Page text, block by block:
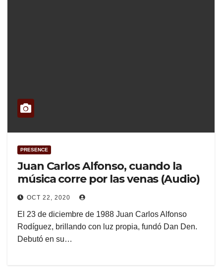
PRESENCE
Juan Carlos Alfonso, cuando la
música corre por las venas (Audio)
OCT 22, 2020
El 23 de diciembre de 1988 Juan Carlos Alfonso
Rodíguez, brillando con luz propia, fundó Dan Den.
Debutó en su…